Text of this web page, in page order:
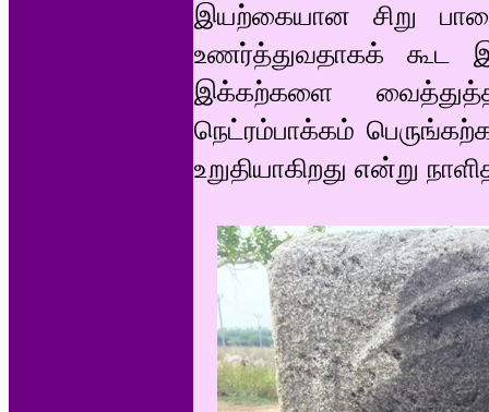
இயற்கையான சிறு
உணர்த்துவதாகக் கூட
இக்கற்களை
நெட்ரம்பாக்கம்
உறுதியாகிறது என்று